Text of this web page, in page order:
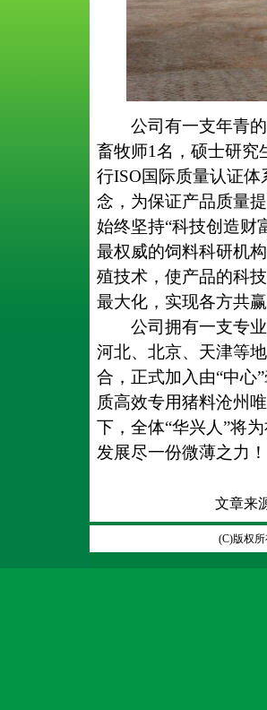
公司有一支年青的
畜牧师1名，硕士研究
行ISO国际质量认证
念，为保证产品质量
始终坚持“科技创造财
最权威的饲料科研机
殖技术，使产品的科
最大化，实现各方共
公司拥有一支专业
河北、北京、天津等
合，正式加入由“中心
质高效专用猪料沧州
下，全体“华兴人”将
发展尽一份微薄之力！
文章来
(C)版权